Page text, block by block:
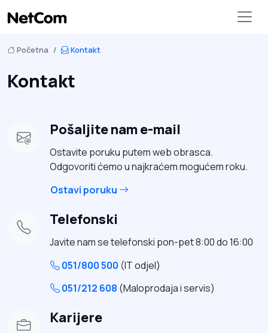
Početna Kontakt
Kontakt
Pošaljite nam e-mail
Ostavite poruku putem web obrasca.
Odgovoriti ćemo u najkraćem mogućem roku.
Ostavi poruku
Telefonski
Javite nam se telefonski pon-pet 8:00 do 16:00
051/800 500 (IT odjel)
051/212 608 (Maloprodaja i servis)
Karijere